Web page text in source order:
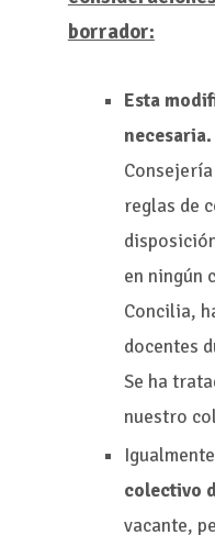
borrador:
Esta
necesaria.
reglas de
en ningún
Concilia,
docentes
Se ha
nuestro
colectivo
vacante,